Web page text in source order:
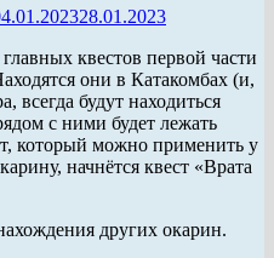
28.01.2023
квестов первой части
они в Катакомбах (и,
всегда будут находиться
с ними будет лежать
который можно применить у
начнётся квест «Врата
других окарин.